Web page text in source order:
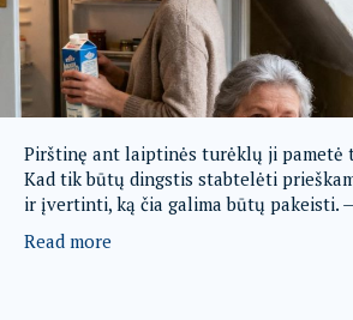
Pirštinę ant laiptinės turėklų ji pametė
Kad tik būtų dingstis stabtelėti
ir įvertinti, ką čia galima būtų pakeisti.
Read more